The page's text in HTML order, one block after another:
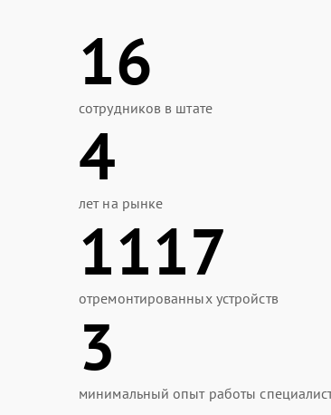
16
сотрудников в штате
4
лет на рынке
1117
отремонтированных устройств
3
минимальный опыт работы